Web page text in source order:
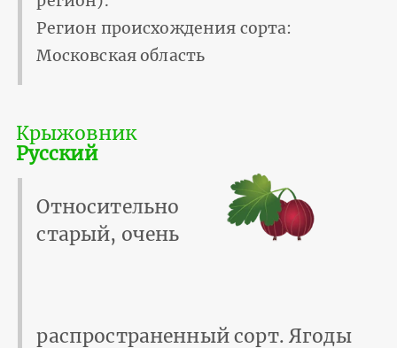
Регион происхождения сорта:
Московская область
Крыжовник
Русский
Относительно
старый, очень
распространенный сорт. Ягоды